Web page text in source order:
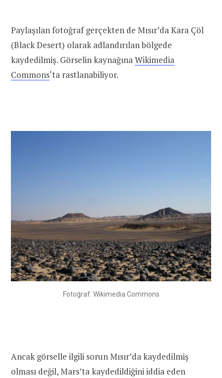
Paylaşılan fotoğraf gerçekten de Mısır’da Kara Çöl
(Black Desert) olarak adlandırılan bölgede
kaydedilmiş. Görselin kaynağınaWikimedia
Commons‘ta rastlanabiliyor.
Fotoğraf: Wikimedia Commons
Ancak görselle ilgili sorun Mısır’da kaydedilmiş
olması değil, Mars’ta kaydedildiğini iddia eden